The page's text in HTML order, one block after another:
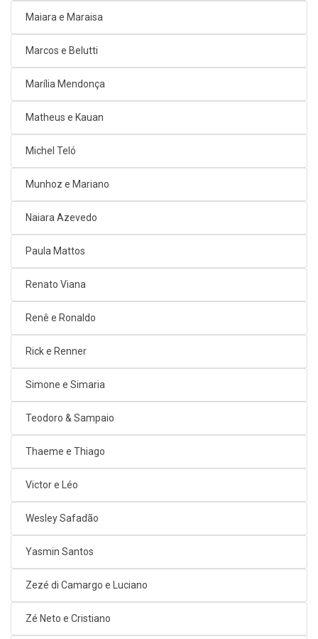
Maiara e Maraisa
Marcos e Belutti
Marília Mendonça
Matheus e Kauan
Michel Teló
Munhoz e Mariano
Naiara Azevedo
Paula Mattos
Renato Viana
Renê e Ronaldo
Rick e Renner
Simone e Simaria
Teodoro & Sampaio
Thaeme e Thiago
Victor e Léo
Wesley Safadão
Yasmin Santos
Zezé di Camargo e Luciano
Zé Neto e Cristiano